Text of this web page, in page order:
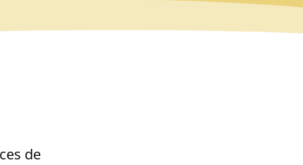
de